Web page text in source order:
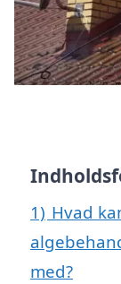
1) Hvad
med?